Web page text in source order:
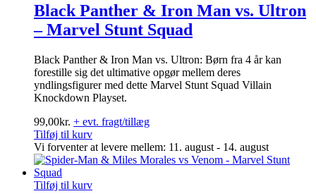
Black Panther & Iron Man vs. Ultron
– Marvel Stunt Squad
Black Panther & Iron Man vs. Ultron: Børn fra 4 år kan
forestille sig det ultimative opgør mellem deres
yndlingsfigurer med dette Marvel Stunt Squad Villain
Knockdown Playset.
99,00kr. + evt. fragt/tillæg
Tilføj til kurv
Vi forventer at levere mellem: 11. august - 14. august
Tilføj til kurv